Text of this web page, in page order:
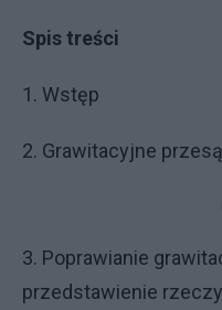
Spis treści
1. Wstęp
2. Grawitacyjne
3. Poprawianie
przedstawienie